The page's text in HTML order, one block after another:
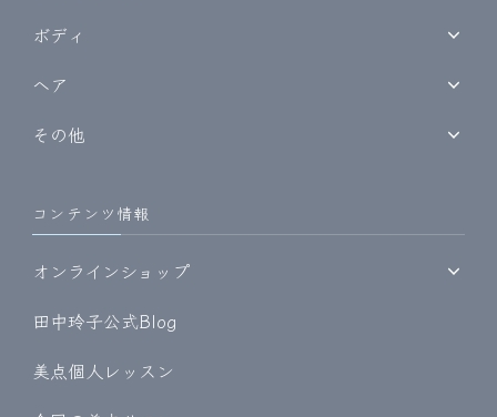
ボディ
ヘア
その他
コンテンツ情報
オンラインショップ
田中玲子公式Blog
美点個人レッスン